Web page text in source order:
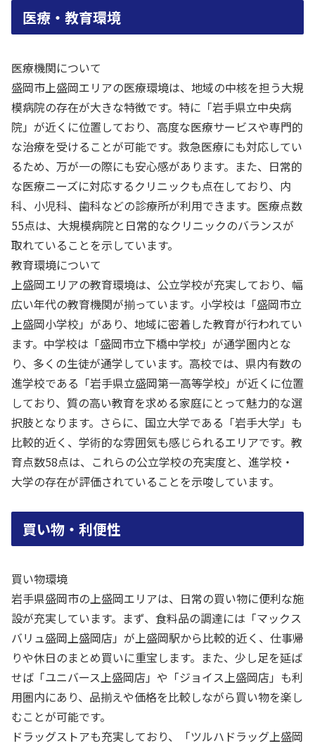
医療・教育環境
医療機関について
盛岡市上盛岡エリアの医療環境は、地域の中核を担う大規
模病院の存在が大きな特徴です。特に「岩手県立中央病
院」が近くに位置しており、高度な医療サービスや専門的
な治療を受けることが可能です。救急医療にも対応してい
るため、万が一の際にも安心感があります。また、日常的
な医療ニーズに対応するクリニックも点在しており、内
科、小児科、歯科などの診療所が利用できます。医療点数
55点は、大規模病院と日常的なクリニックのバランスが
取れていることを示しています。
教育環境について
上盛岡エリアの教育環境は、公立学校が充実しており、幅
広い年代の教育機関が揃っています。小学校は「盛岡市立
上盛岡小学校」があり、地域に密着した教育が行われてい
ます。中学校は「盛岡市立下橋中学校」が通学圏内とな
り、多くの生徒が通学しています。高校では、県内有数の
進学校である「岩手県立盛岡第一高等学校」が近くに位置
しており、質の高い教育を求める家庭にとって魅力的な選
択肢となります。さらに、国立大学である「岩手大学」も
比較的近く、学術的な雰囲気も感じられるエリアです。教
育点数58点は、これらの公立学校の充実度と、進学校・
大学の存在が評価されていることを示唆しています。
買い物・利便性
買い物環境
岩手県盛岡市の上盛岡エリアは、日常の買い物に便利な施
設が充実しています。まず、食料品の調達には「マックス
バリュ盛岡上盛岡店」が上盛岡駅から比較的近く、仕事帰
りや休日のまとめ買いに重宝します。また、少し足を延ば
せば「ユニバース上盛岡店」や「ジョイス上盛岡店」も利
用圏内にあり、品揃えや価格を比較しながら買い物を楽し
むことが可能です。
ドラッグストアも充実しており、「ツルハドラッグ上盛岡